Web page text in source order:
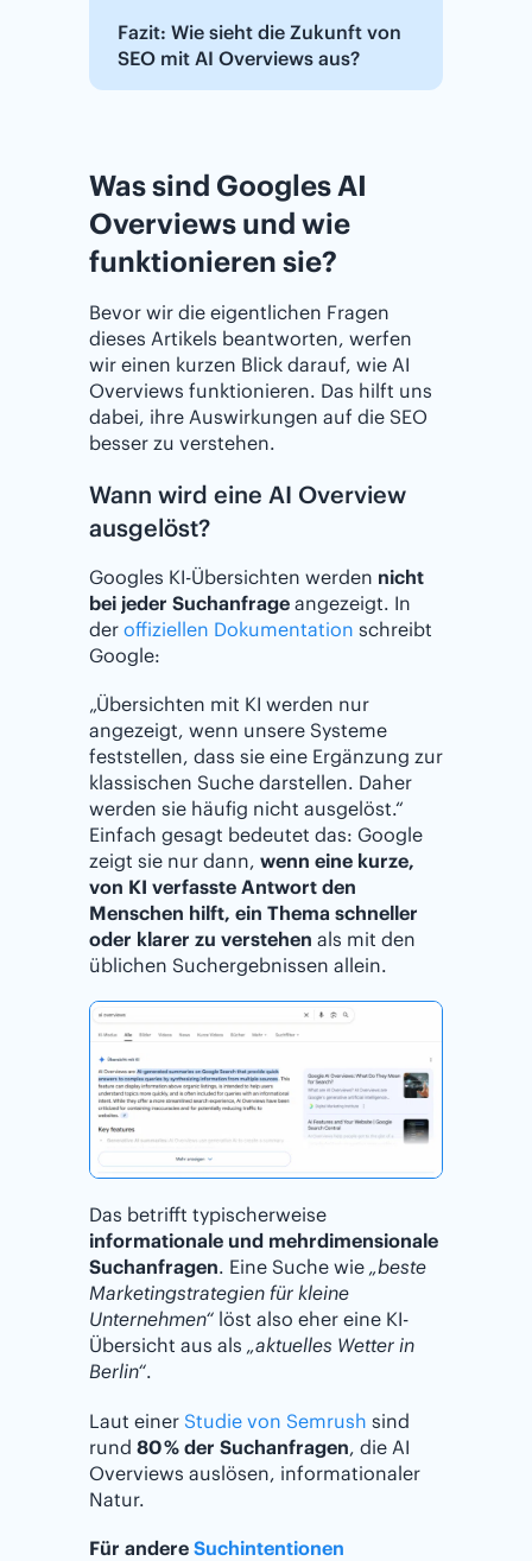
Fazit: Wie sieht die Zukunft von
SEO mit AI Overviews aus?
Was sind Googles AI
Overviews und wie
funktionieren sie?
Bevor wir die eigentlichen Fragen
dieses Artikels beantworten, werfen
wir einen kurzen Blick darauf, wie AI
Overviews funktionieren. Das hilft uns
dabei, ihre Auswirkungen auf die SEO
besser zu verstehen.
Wann wird eine AI Overview
ausgelöst?
Googles KI-Übersichten werden nicht
bei jeder Suchanfrage angezeigt. In
der offiziellen Dokumentation schreibt
Google:
„Übersichten mit KI werden nur
angezeigt, wenn unsere Systeme
feststellen, dass sie eine Ergänzung zur
klassischen Suche darstellen. Daher
werden sie häufig nicht ausgelöst.“
Einfach gesagt bedeutet das: Google
zeigt sie nur dann, wenn eine kurze,
von KI verfasste Antwort den
Menschen hilft, ein Thema schneller
oder klarer zu verstehen als mit den
üblichen Suchergebnissen allein.
Das betrifft typischerweise
informationale und mehrdimensionale
Suchanfragen. Eine Suche wie „beste
Marketingstrategien für kleine
Unternehmen“ löst also eher eine KI-
Übersicht aus als „aktuelles Wetter in
Berlin“.
Laut einer Studie von Semrush sind
rund 80 % der Suchanfragen, die AI
Overviews auslösen, informationaler
Natur.
Für andere Suchintentionen